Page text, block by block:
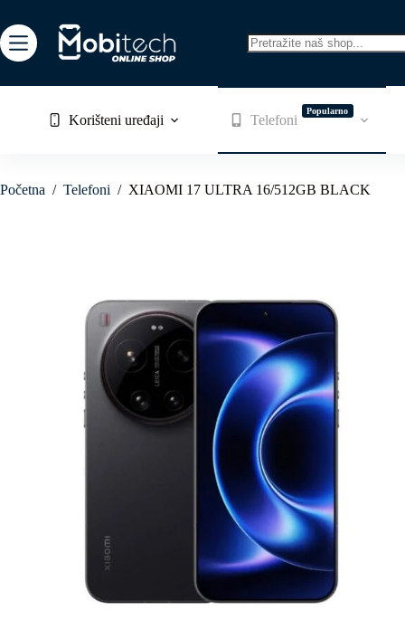
to
content
Korišteni uređaji Telefoni
Popularno
Početna / Telefoni / XIAOMI 17 ULTRA 16/512GB BLACK